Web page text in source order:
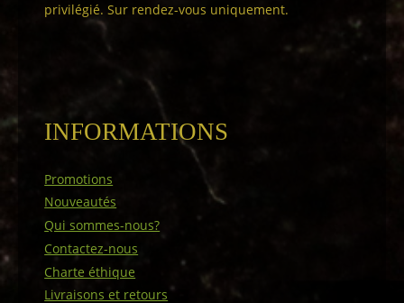
privilégié. Sur rendez-vous uniquement.
INFORMATIONS
Promotions
Nouveautés
Qui sommes-nous?
Contactez-nous
Charte éthique
Livraisons et retours